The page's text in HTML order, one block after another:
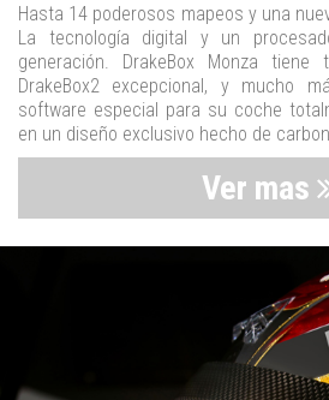
Hasta 14 poderosos mapeos y una
La tecnología digital y un
generación. DrakeBox Monza
DrakeBox2 excepcional, y mucho
software especial para su coche
en un diseño exclusivo hecho de
Ver mas